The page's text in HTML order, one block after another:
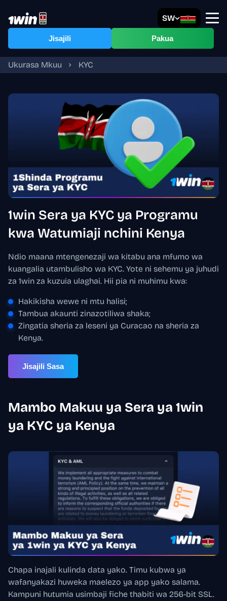
SW
Jisajili Pakua
Ukurasa Mkuu KYC
1win Sera ya KYC ya Programu
kwa Watumiaji nchini Kenya
Ndio maana mtengenezaji wa kitabu ana mfumo wa
kuangalia utambulisho wa KYC. Yote ni sehemu ya juhudi
za 1win za kuzuia ulaghai. Hii pia ni muhimu kwa:
Hakikisha wewe ni mtu halisi;
Tambua akaunti zinazotiliwa shaka;
Zingatia sheria za leseni ya Curacao na sheria za
Kenya.
Jisajili Sasa
Mambo Makuu ya Sera ya 1win
ya KYC ya Kenya
Chapa inajali kulinda data yako. Timu kubwa ya
wafanyakazi huweka maelezo ya app yako salama.
Kampuni hutumia usimbaji fiche thabiti wa 256-bit SSL.